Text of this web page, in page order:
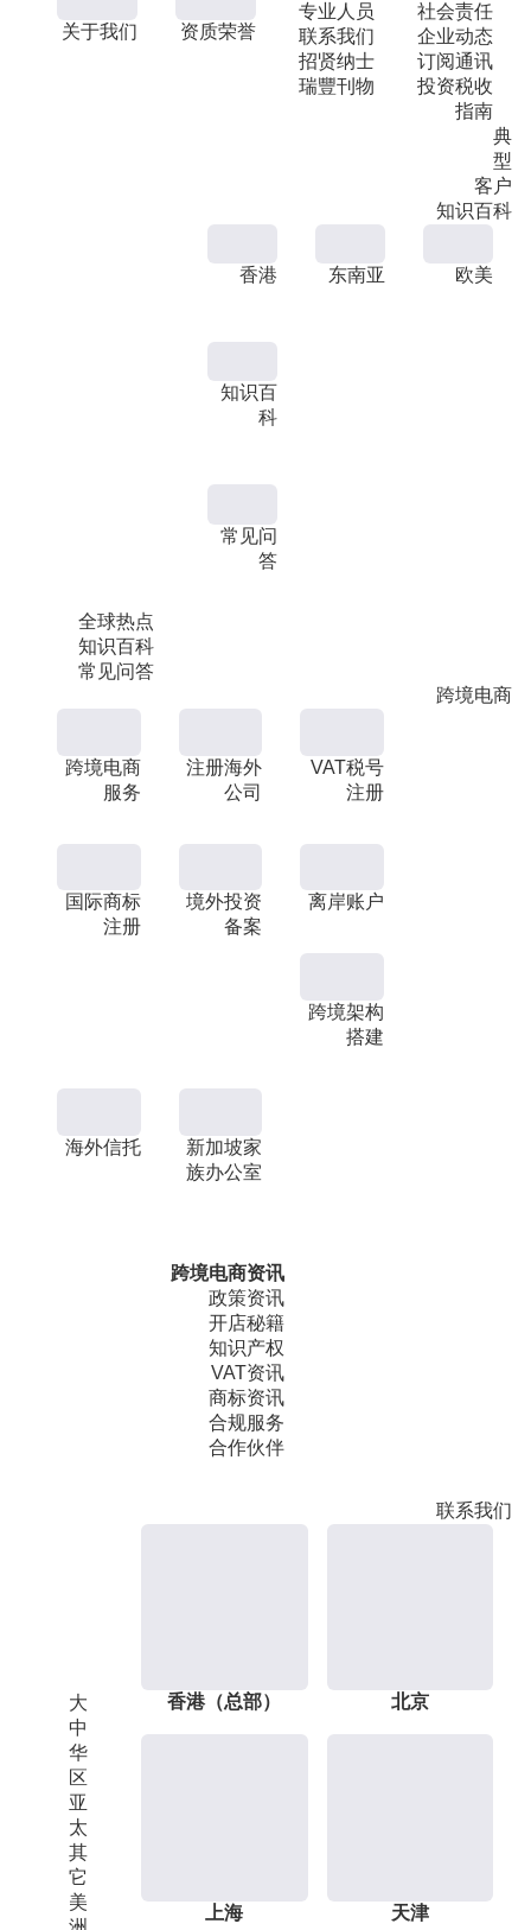
关于我们 资质荣誉
专业人员
联系我们
招贤纳士
瑞豐刊物
社会责任
企业动态
订阅通讯
投资税收
指南
典
型
客户
知识百科
全球热点
知识百科
常见问答
香港 东南亚 欧美
知识百
科
常见问
答
跨境电商
跨境电商
服务
注册海外
公司
VAT税号
注册
国际商标
注册
境外投资
备案
离岸账户
跨境架构
搭建
海外信托
新加坡家
族办公室
跨境电商资讯
政策资讯
开店秘籍
知识产权
VAT资讯
商标资讯
合规服务
合作伙伴
联系我们
大
中
华
区
亚
太
其
它
美
香港（总部） 北京
上海 天津